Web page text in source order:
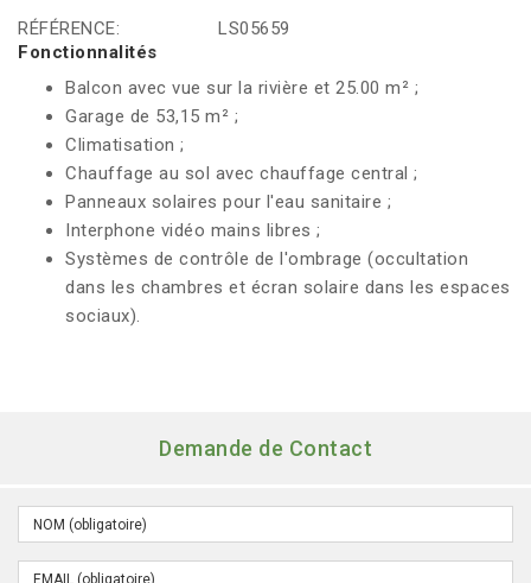
RÉFÉRENCE:
LS05659
Fonctionnalités
Balcon avec vue sur la rivière et 25.00 m² ;
Garage de 53,15 m² ;
Climatisation ;
Chauffage au sol avec chauffage central ;
Panneaux solaires pour l'eau sanitaire ;
Interphone vidéo mains libres ;
Systèmes de contrôle de l'ombrage (occultation
dans les chambres et écran solaire dans les espaces
sociaux).
Demande de Contact